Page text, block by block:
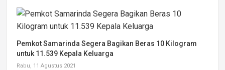
Pemkot Samarinda Segera Bagikan Beras 10 Kilogram
untuk 11.539 Kepala Keluarga
Rabu, 11 Agustus 2021